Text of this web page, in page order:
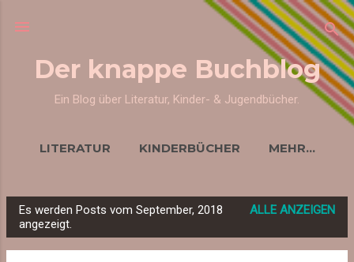
Direkt zum Hauptbereich
Der knappe Buchblog
Ein Blog über Literatur, Kinder- & Jugendbücher.
LITERATUR KINDERBÜCHER MEHR…
o
Es werden Posts vom September, 2018
angezeigt.
ALLE ANZEIGEN